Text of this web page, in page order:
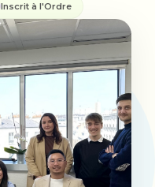
Inscrit à l'Ordre